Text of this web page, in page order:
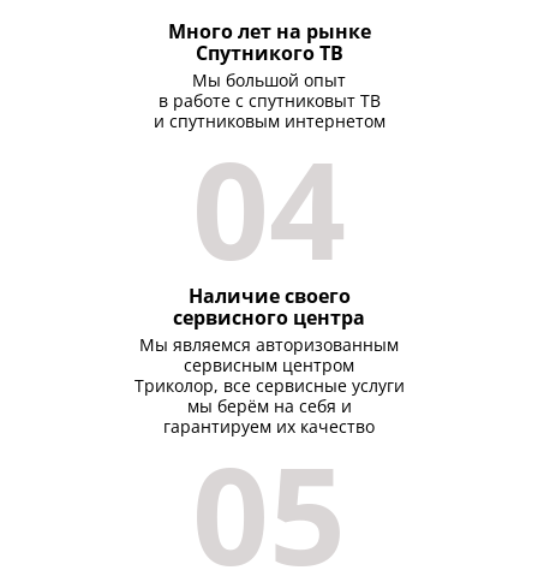
Много лет на рынке
Спутникого ТВ
Мы большой опыт
в работе с спутниковыт ТВ
и спутниковым интернетом
04
Наличие своего
сервисного центра
Мы являемся авторизованным
сервисным центром
Триколор, все сервисные услуги
мы берём на себя и
гарантируем их качество
05